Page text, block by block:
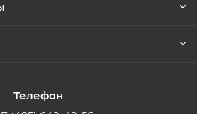
Телефон